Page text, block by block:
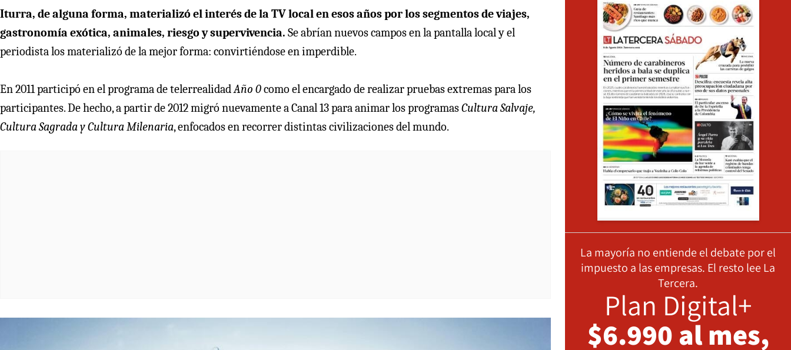
Iturra, de alguna forma, materializó el interés de la TV local en esos años por los segmentos de viajes,
gastronomía exótica, animales, riesgo y supervivencia. Se abrían nuevos campos en la pantalla local y el
periodista los materializó de la mejor forma: convirtiéndose en imperdible.
En 2011 participó en el programa de telerrealidadAño 0como el encargado de realizar pruebas extremas para los
participantes. De hecho, a partir de 2012 migró nuevamente a Canal 13 para animar los programasCultura Salvaje,
Cultura Sagrada y Cultura Milenaria, enfocados en recorrer distintas civilizaciones del mundo.
La mayoría no entiende el debate por el
impuesto a las empresas. El resto lee La
Tercera.
Plan Digital+
$6.990 al mes,